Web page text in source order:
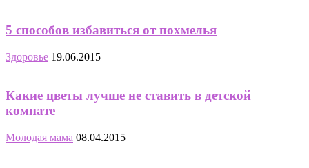
5 способов избавиться от похмелья
Здоровье 19.06.2015
Какие цветы лучше не ставить в детской
комнате
Молодая мама 08.04.2015